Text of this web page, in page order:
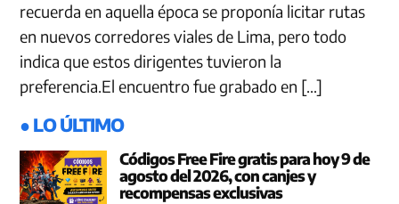
recuerda en aquella época se proponía licitar rutas
en nuevos corredores viales de Lima, pero todo
indica que estos dirigentes tuvieron la
preferencia.El encuentro fue grabado en […]
● LO ÚLTIMO
Códigos Free Fire gratis para hoy 9 de
agosto del 2026, con canjes y
recompensas exclusivas